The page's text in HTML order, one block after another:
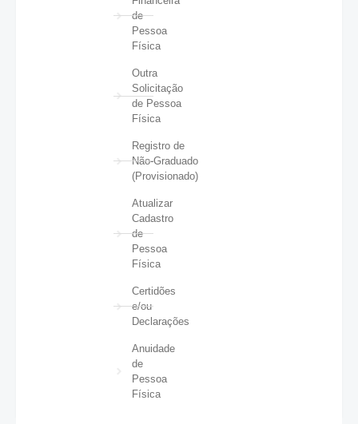
de
Pessoa
Física
Outra
Solicitação
de Pessoa
Física
Registro de
Não-Graduado
(Provisionado)
Atualizar
Cadastro
de
Pessoa
Física
Certidões
e/ou
Declarações
Anuidade
de
Pessoa
Física